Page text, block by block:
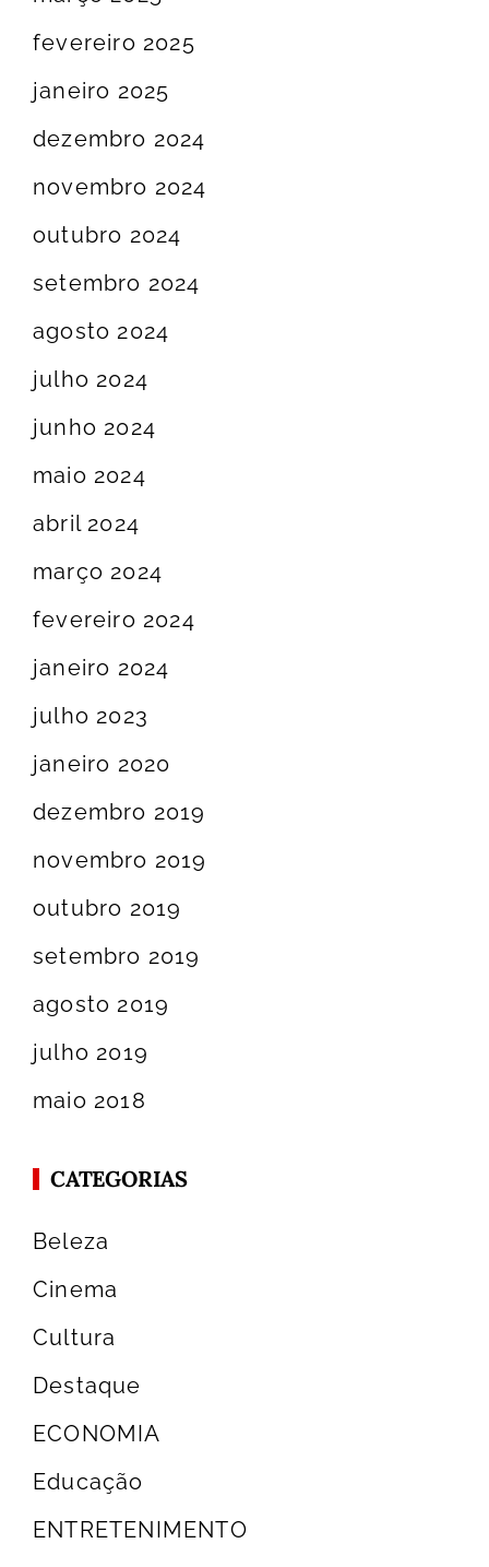
fevereiro 2025
janeiro 2025
dezembro 2024
novembro 2024
outubro 2024
setembro 2024
agosto 2024
julho 2024
junho 2024
maio 2024
abril 2024
março 2024
fevereiro 2024
janeiro 2024
julho 2023
janeiro 2020
dezembro 2019
novembro 2019
outubro 2019
setembro 2019
agosto 2019
julho 2019
maio 2018
CATEGORIAS
Beleza
Cinema
Cultura
Destaque
ECONOMIA
Educação
ENTRETENIMENTO